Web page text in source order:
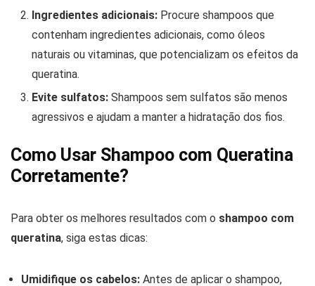
Ingredientes adicionais: Procure shampoos que
contenham ingredientes adicionais, como óleos
naturais ou vitaminas, que potencializam os efeitos da
queratina.
Evite sulfatos: Shampoos sem sulfatos são menos
agressivos e ajudam a manter a hidratação dos fios.
Como Usar Shampoo com Queratina
Corretamente?
Para obter os melhores resultados com o shampoo com
queratina, siga estas dicas:
Umidifique os cabelos: Antes de aplicar o shampoo,